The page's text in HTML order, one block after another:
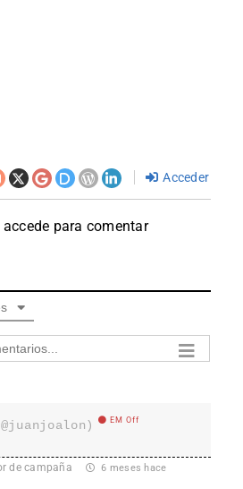
Acceder
accede para comentar
EM Off
de campaña 6 meses hace